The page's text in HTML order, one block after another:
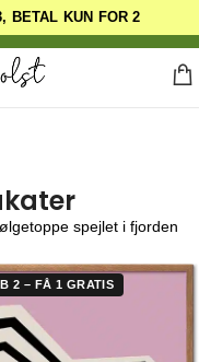
BETAL KUN FOR 2
spejlet i fjorden
2 – FÅ 1 GRATIS